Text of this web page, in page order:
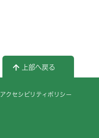
上部へ戻る
アクセシビリティポリシー